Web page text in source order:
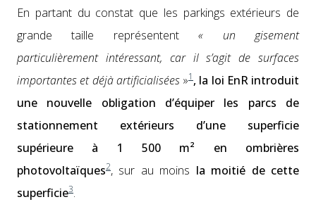
En par­tant du con­stat que les park­ings extérieurs de
grande taille représen­tent« un gise­ment
par­ti­c­ulière­ment intéres­sant, car il s’agit de sur­faces
impor­tantes et déjà arti­fi­cial­isées »1 , la loi EnR intro­duit
une nou­velle oblig­a­tion d’équiper les parcs de
sta­tion­nement extérieurs d’une super­fi­cie
supérieure à 1 500 m² en ombrières
pho­to­voltaïques2, sur au moins la moitié de cette
super­fi­cie3.